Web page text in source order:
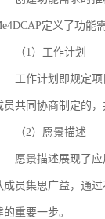
定义了功能
（1）工作计划
工作计划即规定
员共同协商制定的
（2）愿景描述
愿景描述展现了
成员集思广益，通
的重要一步。